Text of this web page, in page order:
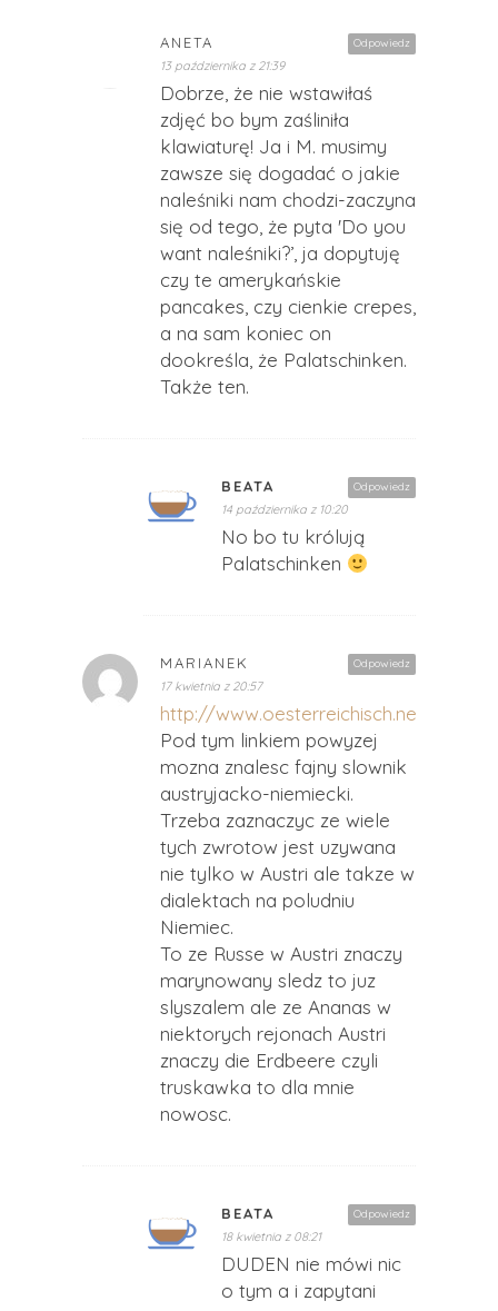
Odpowiedz
ANETA
13 października z 21:39
Dobrze, że nie wstawiłaś
zdjęć bo bym zaśliniła
klawiaturę! Ja i M. musimy
zawsze się dogadać o jakie
naleśniki nam chodzi-zaczyna
się od tego, że pyta 'Do you
want naleśniki?’, ja dopytuję
czy te amerykańskie
pancakes, czy cienkie crepes,
a na sam koniec on
dookreśla, że Palatschinken.
Także ten.
Odpowiedz
BEATA
14 października z 10:20
No bo tu królują
Palatschinken
Odpowiedz
MARIANEK
17 kwietnia z 20:57
http://www.oesterreichisch.net/
Pod tym linkiem powyzej
mozna znalesc fajny slownik
austryjacko-niemiecki.
Trzeba zaznaczyc ze wiele
tych zwrotow jest uzywana
nie tylko w Austri ale takze w
dialektach na poludniu
Niemiec.
To ze Russe w Austri znaczy
marynowany sledz to juz
slyszalem ale ze Ananas w
niektorych rejonach Austri
znaczy die Erdbeere czyli
truskawka to dla mnie
nowosc.
Odpowiedz
BEATA
18 kwietnia z 08:21
DUDEN nie mówi nic
o tym a i zapytani